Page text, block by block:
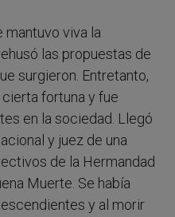
mantuvo viva la
las propuestas de
surgieron. Entretanto,
fortuna y fue
en la sociedad. Llegó
y juez de una
de la Hermandad
Muerte. Se había
y al morir